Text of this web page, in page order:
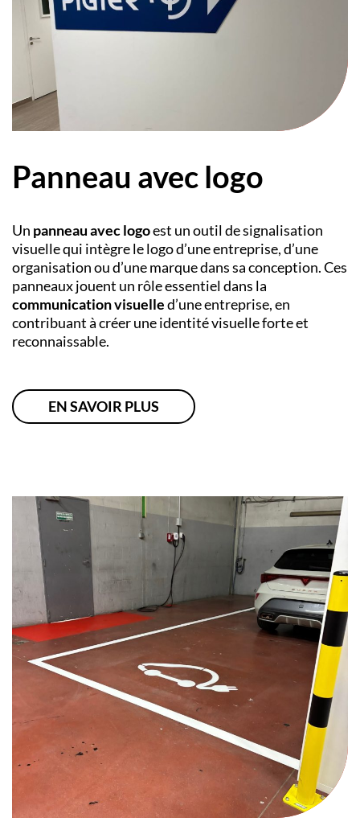
Panneau avec logo
Un panneau avec logoest un outil de signalisation
visuelle qui intègre le logo d’une entreprise, d’une
organisation ou d’une marque dans sa conception. Ces
panneaux jouent un rôle essentiel dans la
communication visuelled’une entreprise, en
contribuant à créer une identité visuelle forte et
reconnaissable.
EN SAVOIR PLUS